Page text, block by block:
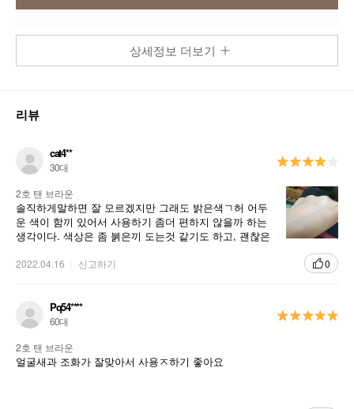
2가지 음영 컬러의 조합! 3D 얼굴윤곽 메이크업을 완성하는 듀얼 컨투어링 파우
상세정보 더보기
리뷰
cat4**
30대
2호 탠 브라운
솔직하게말하면 잘 모르겠지만 그래도 밝은색ㄱ허 어두
운 색이 함끼 있어서 사용하기 좀더 편하지 않을까 하는
생각이다. 색상은 좀 붉은끼 도는것 같기도 하고, 괜찮은
2022.04.16 신고하기 0
Pq54****
60대
2호 탠 브라운
얼굴새과 조화가 잘맞아서 사용ㅈ하기 좋아요